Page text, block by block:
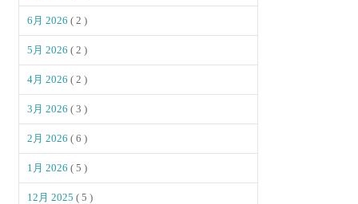
6月 2026( 2 )
5月 2026( 2 )
4月 2026( 2 )
3月 2026( 3 )
2月 2026( 6 )
1月 2026( 5 )
12月 2025( 5 )